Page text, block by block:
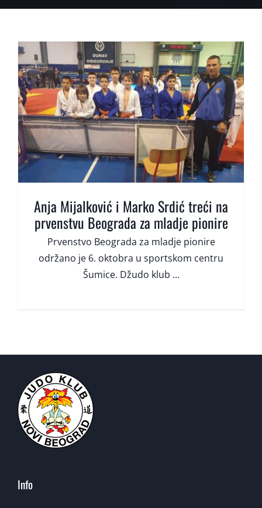
Anja Mijalković i Marko Srdić treći na
prvenstvu Beograda za mladje pionire
Prvenstvo Beograda za mladje pionire
održano je 6. oktobra u sportskom centru
Šumice. Džudo klub ...
Info